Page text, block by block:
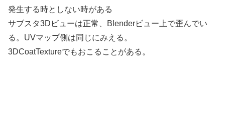
発生する時としない時がある
サブスタ3Dビューは正常、Blenderビュー上で歪んでい
る。UVマップ側は同じにみえる。
3DCoatTextureでもおこることがある。